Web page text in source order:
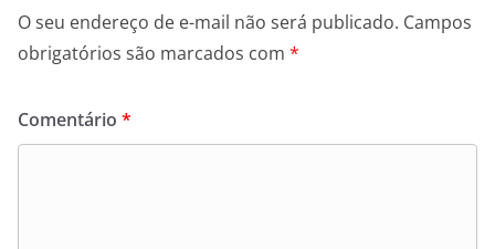
O seu endereço de e-mail não será publicado. Campos
obrigatórios são marcados com *
Comentário *